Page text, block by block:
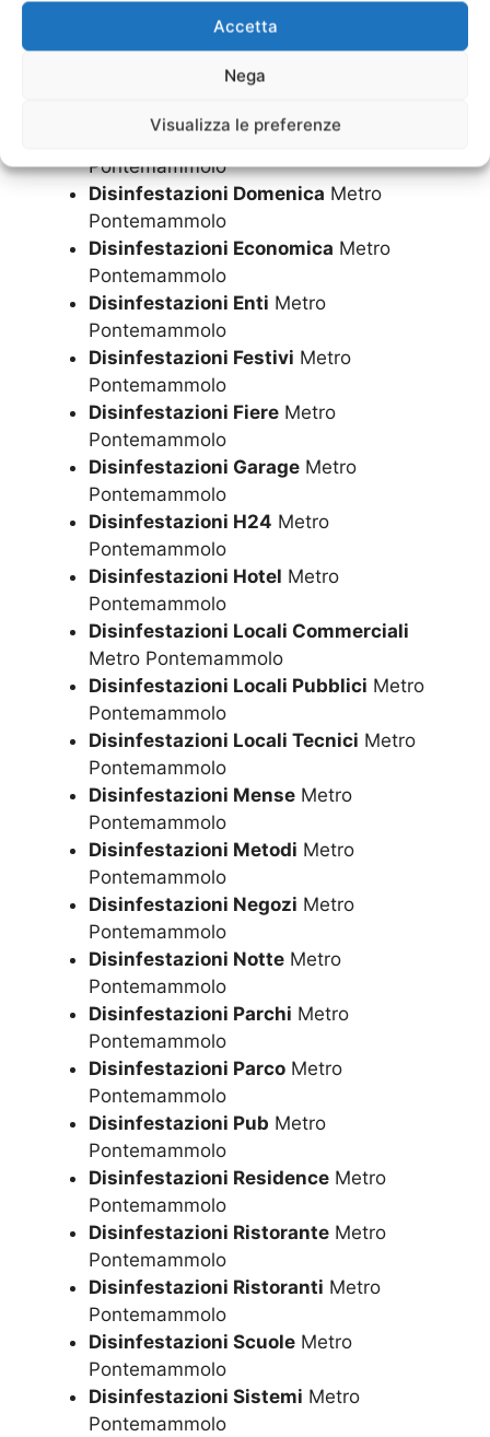
Accetta
Nega
Visualizza le preferenze
Disinfestazioni come avviene
Pontemammolo
Disinfestazioni come si fa
Disinfestazioni Condomini
Pontemammolo
Disinfestazioni Domenica Metro
Pontemammolo
Disinfestazioni Economica Metro
Pontemammolo
Disinfestazioni Enti Metro
Pontemammolo
Disinfestazioni Festivi Metro
Pontemammolo
Disinfestazioni Fiere Metro
Pontemammolo
Disinfestazioni Garage Metro
Pontemammolo
Disinfestazioni H24 Metro
Pontemammolo
Disinfestazioni Hotel Metro
Pontemammolo
Disinfestazioni Locali Commerciali
Metro Pontemammolo
Disinfestazioni Locali Pubblici Metro
Pontemammolo
Disinfestazioni Locali Tecnici Metro
Pontemammolo
Disinfestazioni Mense Metro
Pontemammolo
Disinfestazioni Metodi Metro
Pontemammolo
Disinfestazioni Negozi Metro
Pontemammolo
Disinfestazioni Notte Metro
Pontemammolo
Disinfestazioni Parchi Metro
Pontemammolo
Disinfestazioni Parco Metro
Pontemammolo
Disinfestazioni Pub Metro
Pontemammolo
Disinfestazioni Residence Metro
Pontemammolo
Disinfestazioni Ristorante Metro
Pontemammolo
Disinfestazioni Ristoranti Metro
Pontemammolo
Disinfestazioni Scuole Metro
Pontemammolo
Disinfestazioni Sistemi Metro
Pontemammolo